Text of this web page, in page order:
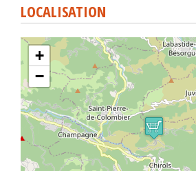
LOCALISATION
+
−